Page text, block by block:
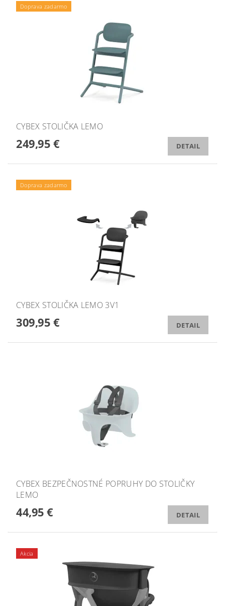
Doprava zadarmo
CYBEX STOLIČKA LEMO
249,95 € DETAIL
Doprava zadarmo
CYBEX STOLIČKA LEMO 3V1
309,95 € DETAIL
CYBEX BEZPEČNOSTNÉ POPRUHY DO STOLIČKY
LEMO
44,95 € DETAIL
Akcia